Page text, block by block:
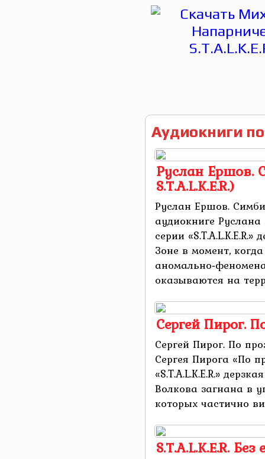
Аудиокниги
Руслан Ершов.
S.T.A.L.K.E.R.)
Руслан Ершов.
аудиокниге
серии
Зоне в момент,
оказываются на
Сергей Пирог.
Сергей Пирог. По
Сергея Пирога «По
«S.T.A.L.K.E.R.»
Волкова загнана в
которых частично
S.T.A.L.K.E.R.